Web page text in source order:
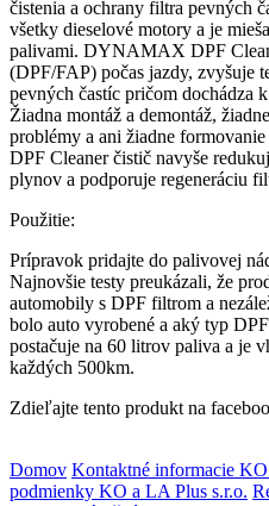
čistenia a ochrany filtra pevných
všetky dieselové motory a je
palivami. DYNAMAX DPF
(DPF/FAP) počas jazdy,
pevných častíc pričom dochádza
Žiadna montáž a demontáž,
problémy a ani žiadne
DPF Cleaner čistič navyše
plynov a podporuje regeneráciu
Použitie:
Prípravok pridajte do palivovej
Najnovšie testy preukázali, že
automobily s DPF filtrom a
bolo auto vyrobené a aký typ
postačuje na 60 litrov paliva a je
každých 500km.
Zdieľajte tento produkt na
Domov Kontaktné informacie
podmienky KO a LA Plus s.r.o.